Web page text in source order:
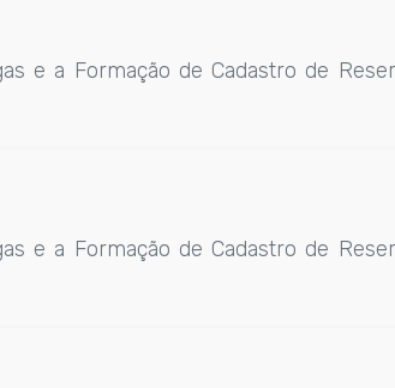
e a Formação de Cadastro de
e a Formação de Cadastro de